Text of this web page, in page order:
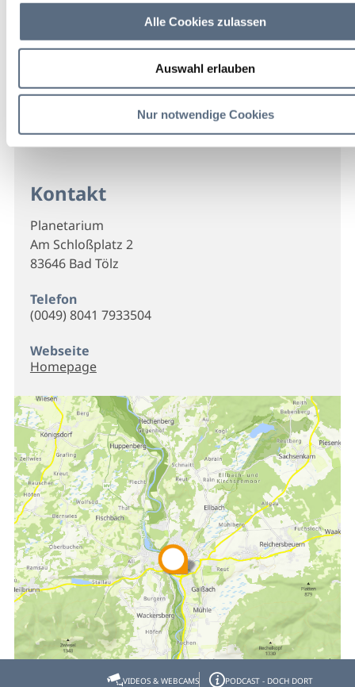
Alle Cookies zulassen
Auswahl erlauben
Nur notwendige Cookies
Kontakt
Planetarium
Am Schloßplatz 2
83646 Bad Tölz
Telefon
(0049) 8041 7933504
Webseite
Homepage
VIDEOS & WEBCAMS PODCAST - DOCH DORT